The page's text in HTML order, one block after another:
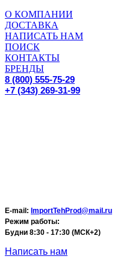
О КОМПАНИИ
ДОСТАВКА
НАПИСАТЬ НАМ
ПОИСК
КОНТАКТЫ
БРЕНДЫ
8 (800) 555-75-29
+7 (343) 269-31-99
E-mail: ImportTehProd@mail.ru
Режим работы:
Будни 8:30 - 17:30 (МСК+2)
Написать нам